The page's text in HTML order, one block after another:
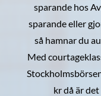
sparande hos
sparande eller
så hamnar du
Med
kr då är